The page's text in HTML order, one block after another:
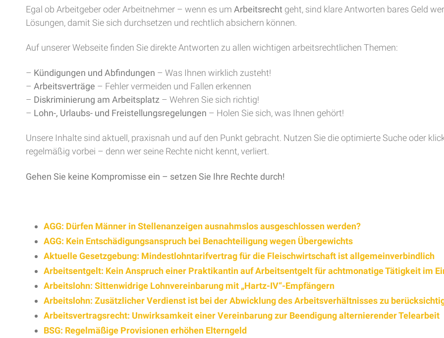
Egal ob Arbeitgeber oder Arbeitnehmer – wenn es um Arbeitsrecht geht, sind klare Antworten bares Geld
Lösungen, damit Sie sich durchsetzen und rechtlich absichern können.
Auf unserer Webseite finden Sie direkte Antworten zu allen wichtigen arbeitsrechtlichen Themen:
– Kündigungen und Abfindungen – Was Ihnen wirklich zusteht!
– Arbeitsverträge – Fehler vermeiden und Fallen erkennen
– Diskriminierung am Arbeitsplatz – Wehren Sie sich richtig!
– Lohn-, Urlaubs- und Freistellungsregelungen – Holen Sie sich, was Ihnen gehört!
Unsere Inhalte sind aktuell, praxisnah und auf den Punkt gebracht. Nutzen Sie die optimierte Suche oder
regelmäßig vorbei – denn wer seine Rechte nicht kennt, verliert.
Gehen Sie keine Kompromisse ein – setzen Sie Ihre Rechte durch!
AGG: Dürfen Männer in Stellenanzeigen ausnahmslos ausgeschlossen werden?
AGG: Kein Entschädigungsanspruch bei Benachteiligung wegen Übergewichts
Aktuelle Gesetzgebung: Mindestlohntarifvertrag für die Fleischwirtschaft ist allgemeinverbindlich
Arbeitsentgelt: Kein Anspruch einer Praktikantin auf Arbeitsentgelt für achtmonatige Tätigkeit im
Arbeitslohn: Sittenwidrige Lohnvereinbarung mit „Hartz-IV“-Empfängern
Arbeitslohn: Zusätzlicher Verdienst ist bei der Abwicklung des Arbeitsverhältnisses zu
Arbeitsvertragsrecht: Unwirksamkeit einer Vereinbarung zur Beendigung alternierender Telearbeit
BSG: Regelmäßige Provisionen erhöhen Elterngeld